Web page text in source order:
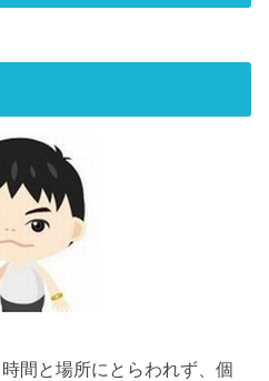
時間と場所にとらわれず、個